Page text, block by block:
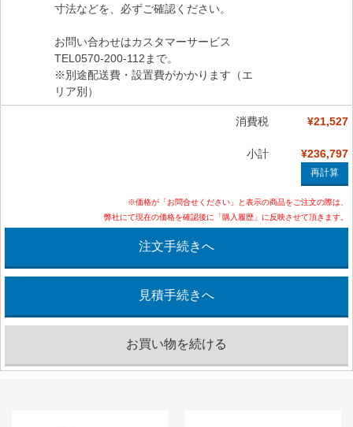
寸法などを、必ずご確認ください。
お問い合わせはカスタマーサービス
TEL0570-200-112まで。
※別途配送費・設置費がかかります（エ
リア別）
消費税 ¥21,527
小計 ¥236,797
※価格が「お問合せください」と表示の商品をご注文の際は、
弊社にて現在の価格を確認後に「購入履歴」に反映させて頂きます。